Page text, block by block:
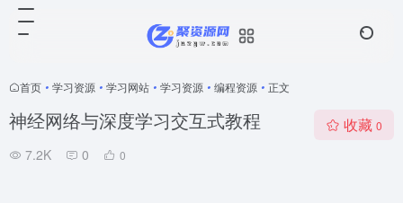
首页 • 学习资源 • 学习网站 • 学习资源 • 编程资源 • 正文
神经网络与深度学习交互式教程
7.2K 0 0
收藏 0